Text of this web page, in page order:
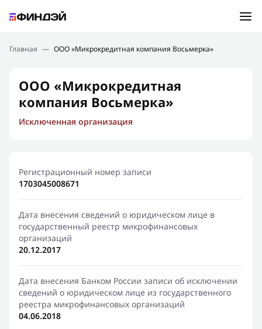
Подбор займа
Новости
Финансовое просвещение
Главная — ООО «Микрокредитная компания Восьмерка»
ООО «Микрокредитная
компания Восьмерка»
Исключенная организация
Регистрационный номер записи
1703045008671
Дата внесения сведений о юридическом лице в
государственный реестр микрофинансовых
организаций
20.12.2017
Дата внесения Банком России записи об исключении
сведений о юридическом лице из государственного
реестра микрофинансовых организаций
04.06.2018
Ошибка:Контактная форма не найдена.
Спасибо, что написали нам
Мы свяжемся с Вами в ближайшее время и сообщим
результат
Отправить новый запрос